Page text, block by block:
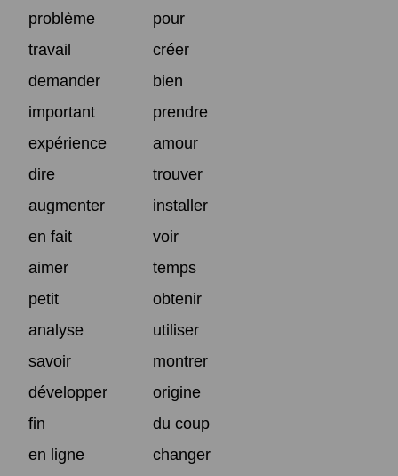
problème
pour
travail
créer
demander
bien
important
prendre
expérience
amour
dire
trouver
augmenter
installer
en fait
voir
aimer
temps
petit
obtenir
analyse
utiliser
savoir
montrer
développer
origine
fin
du coup
en ligne
changer